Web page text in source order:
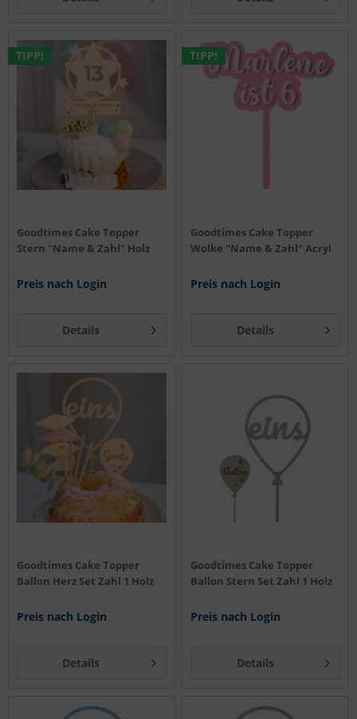
TIPP!
Goodtimes Cake Topper
Stern "Name & Zahl" Holz
Preis nach Login
Details
TIPP!
Goodtimes Cake Topper
Wolke "Name & Zahl" Acryl
Preis nach Login
Details
Goodtimes Cake Topper
Ballon Herz Set Zahl 1 Holz
Preis nach Login
Details
Goodtimes Cake Topper
Ballon Stern Set Zahl 1 Holz
Preis nach Login
Details